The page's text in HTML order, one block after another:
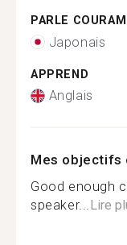
PARLE
Japonais
APPREND
Anglais
Mes objectifs
Good enough
speaker...Lire